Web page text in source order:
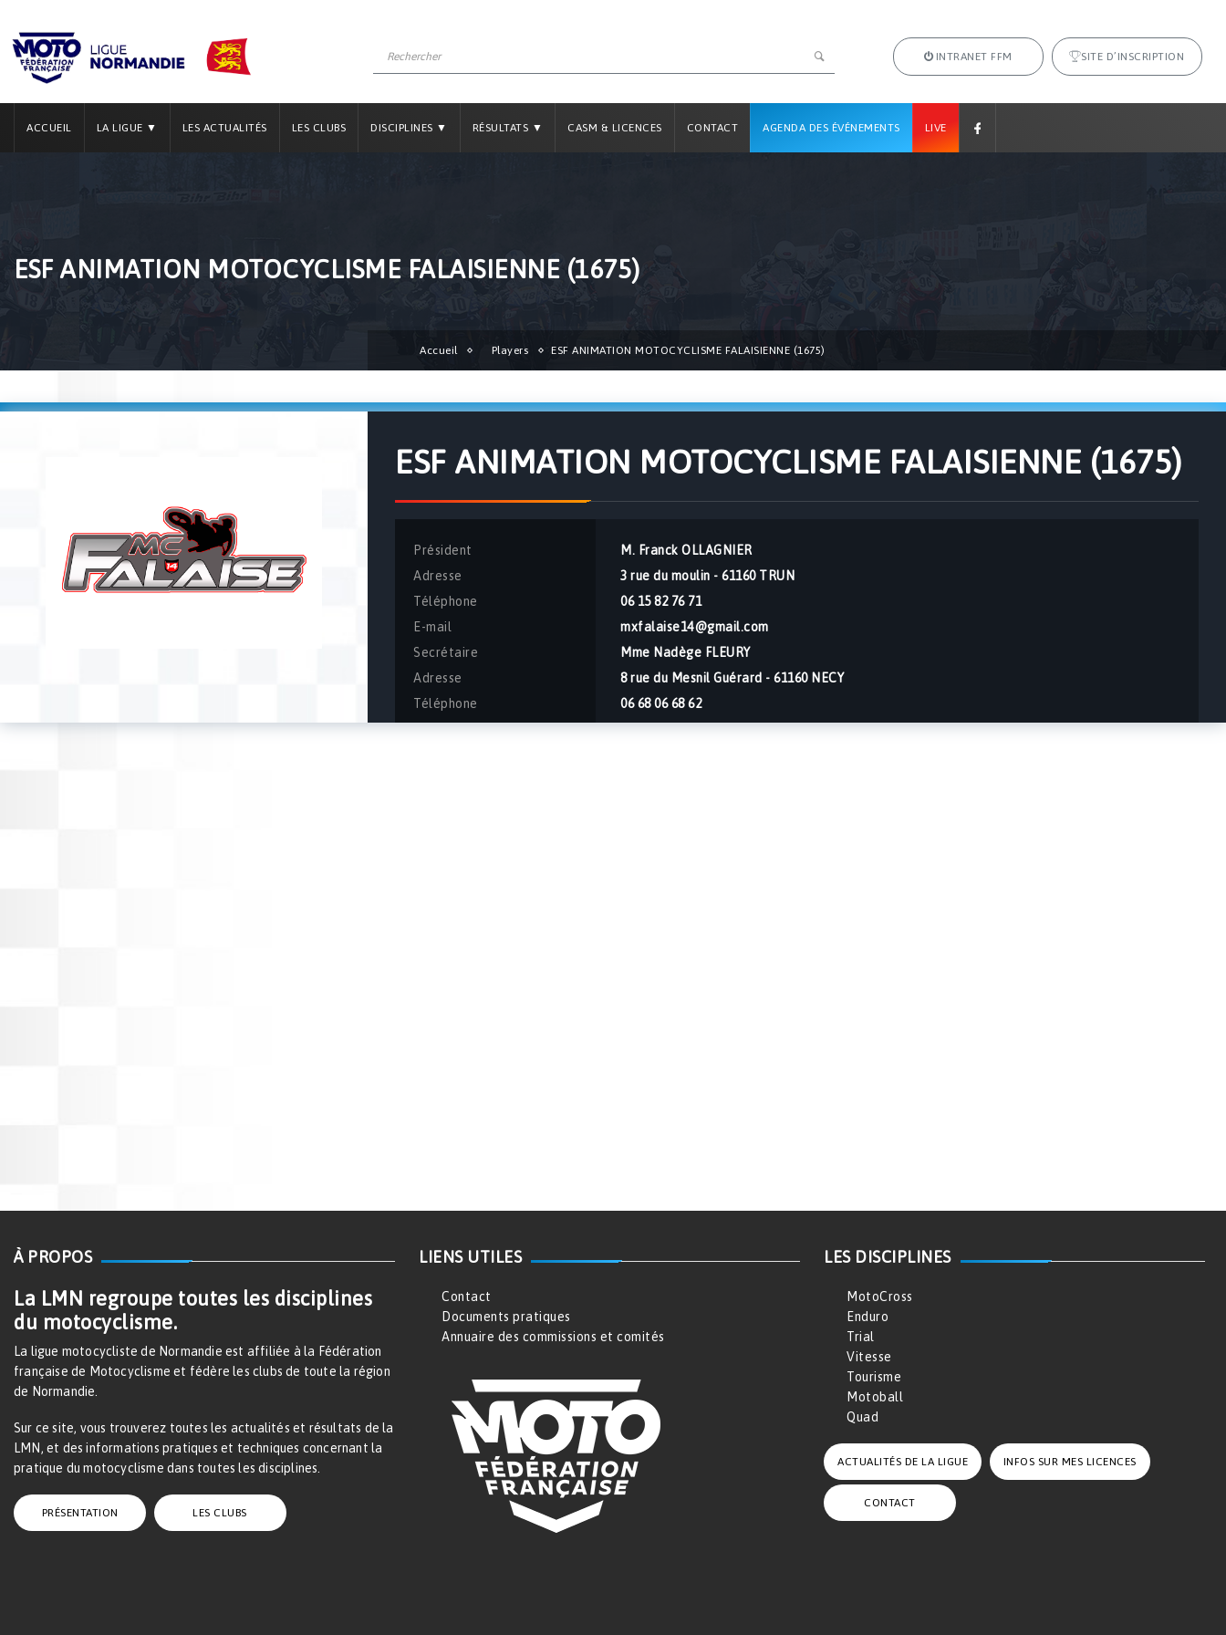
INTRANET FFM SITE D’INSCRIPTION
ACCUEIL LA LIGUE ▼ LES ACTUALITÉS LES CLUBS DISCIPLINES ▼ RÉSULTATS ▼ CASM & LICENCES CONTACT AGENDA DES ÉVÉNEMENTS LIVE
ESF ANIMATION MOTOCYCLISME FALAISIENNE (1675)
Accueil Players ESF ANIMATION MOTOCYCLISME FALAISIENNE (1675)
ESF ANIMATION MOTOCYCLISME FALAISIENNE (1675)
Président
Adresse
Téléphone
E-mail
Secrétaire
Adresse
Téléphone
M. Franck OLLAGNIER
3 rue du moulin - 61160 TRUN
06 15 82 76 71
mxfalaise14@gmail.com
Mme Nadège FLEURY
8 rue du Mesnil Guérard - 61160 NECY
06 68 06 68 62
À PROPOS
La LMN regroupe toutes les disciplines
du motocyclisme.
La ligue motocycliste de Normandie est affiliée à la Fédération
française de Motocyclisme et fédère les clubs de toute la région
de Normandie.
Sur ce site, vous trouverez toutes les actualités et résultats de la
LMN, et des informations pratiques et techniques concernant la
pratique du motocyclisme dans toutes les disciplines.
PRÉSENTATION LES CLUBS
LIENS UTILES
Contact
Documents pratiques
Annuaire des commissions et comités
LES DISCIPLINES
MotoCross
Enduro
Trial
Vitesse
Tourisme
Motoball
Quad
ACTUALITÉS DE LA LIGUE INFOS SUR MES LICENCES
CONTACT